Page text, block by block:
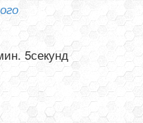
5секунд